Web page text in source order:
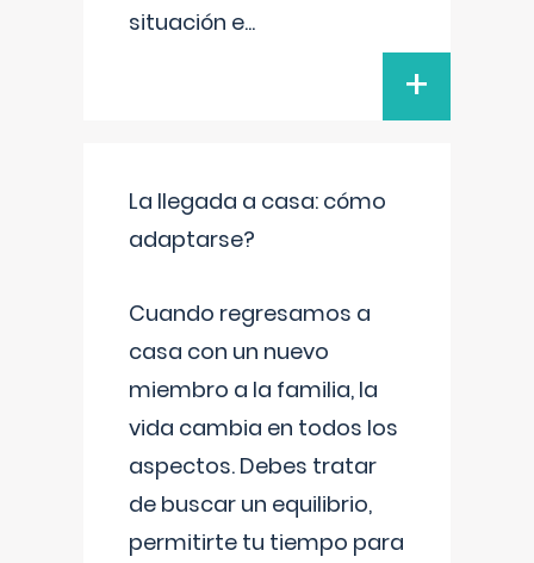
situación e...
+
La llegada a casa: cómo
adaptarse?
Cuando regresamos a
casa con un nuevo
miembro a la familia, la
vida cambia en todos los
aspectos. Debes tratar
de buscar un equilibrio,
permitirte tu tiempo para